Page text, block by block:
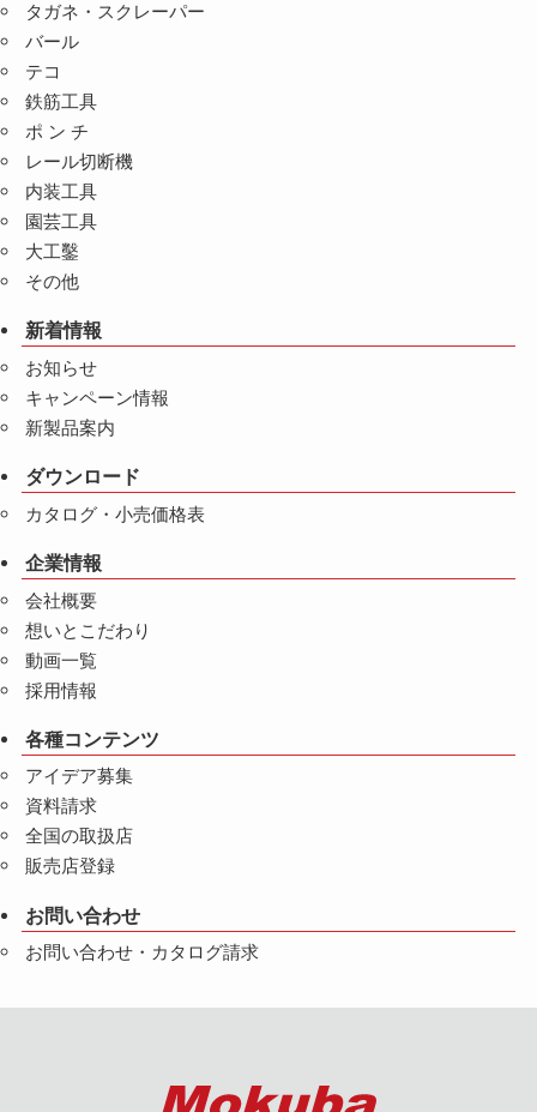
タガネ・スクレーパー
バール
テコ
鉄筋工具
ポ ン チ
レール切断機
内装工具
園芸工具
大工鑿
その他
新着情報
お知らせ
キャンペーン情報
新製品案内
ダウンロード
カタログ・小売価格表
企業情報
会社概要
想いとこだわり
動画一覧
採用情報
各種コンテンツ
アイデア募集
資料請求
全国の取扱店
販売店登録
お問い合わせ
お問い合わせ・カタログ請求